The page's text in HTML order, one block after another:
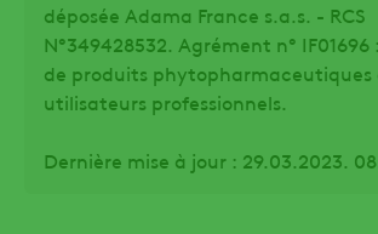
déposée Adama France s.a.s. - RCS
N°349428532. Agrément n°
de produits phytopharmaceutiques
utilisateurs professionnels.
Dernière mise à jour : 29.03.2023.